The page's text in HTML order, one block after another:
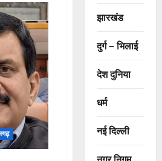
झारखंड
दुर्ग – भिलाई
देश दुनिया
धर्म
नई दिल्ली